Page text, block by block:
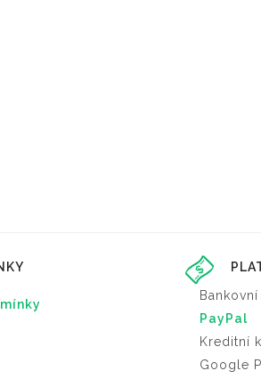
PayPal
Kreditní
Google